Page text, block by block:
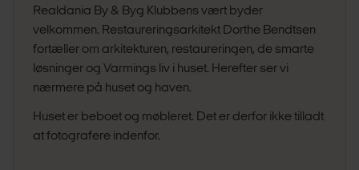
Realdania By & Byg Klubbens vært byder
velkommen. Restaureringsarkitekt Dorthe Bendtsen
fortæller om arkitekturen, restaureringen, de smarte
løsninger og Varmings liv i huset. Herefter ser vi
nærmere på huset og haven.
Huset er beboet og møbleret. Det er derfor ikke tilladt
at fotografere indenfor.